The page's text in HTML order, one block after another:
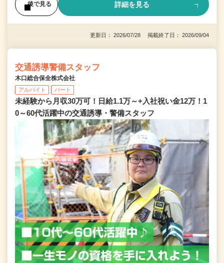
後で見る 詳細を見る
更新日： 2026/07/28 掲載終了日： 2026/09/04
交通誘導警備スタッフ
木口総合保全株式会社
アルバイト パート
未経験から月収30万可！日給1.1万～+入社祝い金12万！1
0～60代活躍中の交通誘導・警備スタッフ